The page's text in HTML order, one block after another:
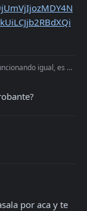
sigue saliendo el mismo error
por aca y te